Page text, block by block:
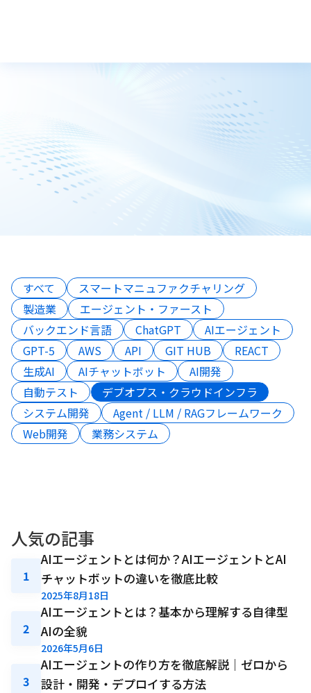
トップ
すべて
スマートマニュファクチャリング
製造業
エージェント・ファースト
バックエンド言語
ChatGPT
AIエージェント
GPT-5
AWS API GIT HUB
REACT
生成AI
AIチャットボット
AI開発
自動テスト
デブオプス・クラウドインフラ
システム開発
Agent / LLM / RAGフレームワーク
Web開発
業務システム
人気の記事
1
AIエージェントとは何か？AIエージェントとAI
チャットボットの違いを徹底比較
2025年8月18日
2
AIエージェントとは？基本から理解する自律型
AIの全貌
2026年5月6日
3
AIエージェントの作り方を徹底解説｜ゼロから
設計・開発・デプロイする方法